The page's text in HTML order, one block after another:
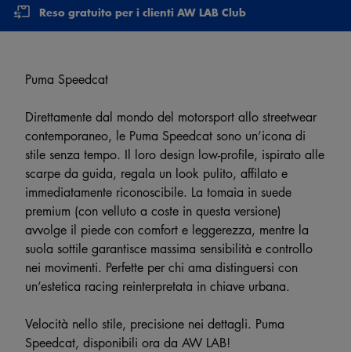
Reso gratuito per i clienti AW LAB Club
Puma Speedcat
Direttamente dal mondo del motorsport allo streetwear
contemporaneo, le Puma Speedcat sono un’icona di
stile senza tempo. Il loro design low-profile, ispirato alle
scarpe da guida, regala un look pulito, affilato e
immediatamente riconoscibile. La tomaia in suede
premium (con velluto a coste in questa versione)
avvolge il piede con comfort e leggerezza, mentre la
suola sottile garantisce massima sensibilità e controllo
nei movimenti. Perfette per chi ama distinguersi con
un’estetica racing reinterpretata in chiave urbana.
Velocità nello stile, precisione nei dettagli. Puma
Speedcat, disponibili ora da AW LAB!